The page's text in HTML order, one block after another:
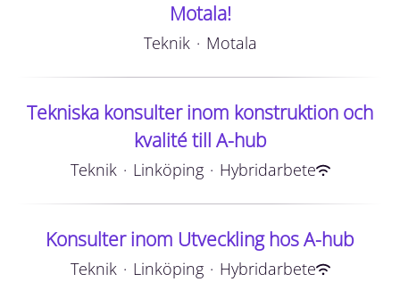
Motala!
Teknik · Motala
Tekniska konsulter inom konstruktion och
kvalité till A-hub
Teknik · Linköping · Hybridarbete
Konsulter inom Utveckling hos A-hub
Teknik · Linköping · Hybridarbete